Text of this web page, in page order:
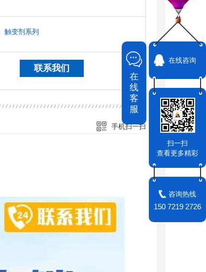
触变剂系列
联系我们
手机扫一扫
在线咨询
扫一扫
查看更多精彩
咨询热线
150 7219 2726
在
线
客
服